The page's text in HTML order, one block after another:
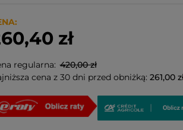
zł
regularna: 420,00 zł
cena z 30 dni przed obniżką: 261,00